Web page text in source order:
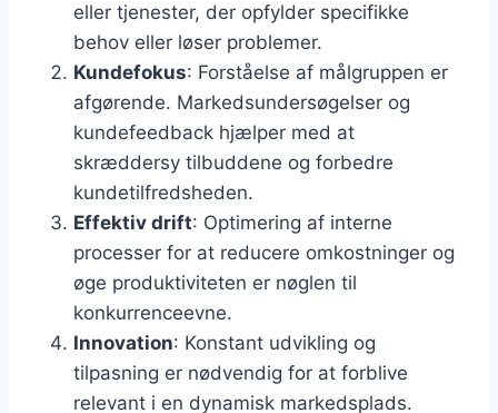
eller tjenester, der opfylder specifikke
behov eller løser problemer.
Kundefokus: Forståelse af målgruppen er
afgørende. Markedsundersøgelser og
kundefeedback hjælper med at
skræddersy tilbuddene og forbedre
kundetilfredsheden.
Effektiv drift: Optimering af interne
processer for at reducere omkostninger og
øge produktiviteten er nøglen til
konkurrenceevne.
Innovation: Konstant udvikling og
tilpasning er nødvendig for at forblive
relevant i en dynamisk markedsplads.